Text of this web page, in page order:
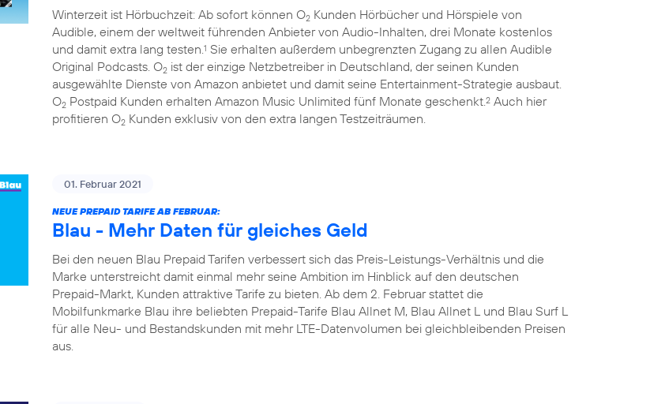
Winterzeit ist Hörbuchzeit: Ab sofort können O2 Kunden Hörbücher und Hörspiele von
Audible, einem der weltweit führenden Anbieter von Audio-Inhalten, drei Monate kostenlos
und damit extra lang testen.1 Sie erhalten außerdem unbegrenzten Zugang zu allen Audible
Original Podcasts. O2 ist der einzige Netzbetreiber in Deutschland, der seinen Kunden
ausgewählte Dienste von Amazon anbietet und damit seine Entertainment-Strategie ausbaut.
O2 Postpaid Kunden erhalten Amazon Music Unlimited fünf Monate geschenkt.2 Auch hier
profitieren O2 Kunden exklusiv von den extra langen Testzeiträumen.
01. Februar 2021
NEUE PREPAID TARIFE AB FEBRUAR:
Blau - Mehr Daten für gleiches Geld
Bei den neuen Blau Prepaid Tarifen verbessert sich das Preis-Leistungs-Verhältnis und die
Marke unterstreicht damit einmal mehr seine Ambition im Hinblick auf den deutschen
Prepaid-Markt, Kunden attraktive Tarife zu bieten. Ab dem 2. Februar stattet die
Mobilfunkmarke Blau ihre beliebten Prepaid-Tarife Blau Allnet M, Blau Allnet L und Blau Surf L
für alle Neu- und Bestandskunden mit mehr LTE-Datenvolumen bei gleichbleibenden Preisen
aus.